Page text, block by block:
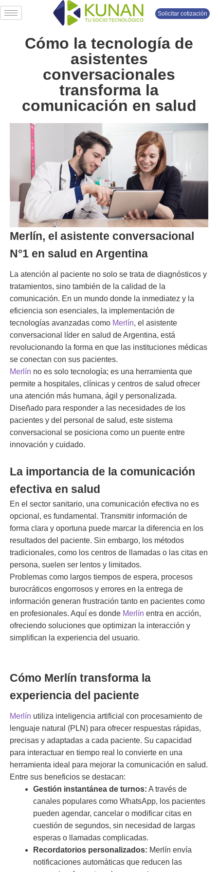
Solicitar cotización
Cómo la tecnología de
asistentes
conversacionales
transforma la
comunicación en salud
Merlín, el asistente conversacional
N°1 en salud en Argentina
La atención al paciente no solo se trata de diagnósticos y
tratamientos, sino también de la calidad de la
comunicación. En un mundo donde la inmediatez y la
eficiencia son esenciales, la implementación de
tecnologías avanzadas como Merlín, el asistente
conversacional líder en salud de Argentina, está
revolucionando la forma en que las instituciones médicas
se conectan con sus pacientes.
Merlín no es solo tecnología; es una herramienta que
permite a hospitales, clínicas y centros de salud ofrecer
una atención más humana, ágil y personalizada.
Diseñado para responder a las necesidades de los
pacientes y del personal de salud, este sistema
conversacional se posiciona como un puente entre
innovación y cuidado.
La importancia de la comunicación
efectiva en salud
En el sector sanitario, una comunicación efectiva no es
opcional, es fundamental. Transmitir información de
forma clara y oportuna puede marcar la diferencia en los
resultados del paciente. Sin embargo, los métodos
tradicionales, como los centros de llamadas o las citas en
persona, suelen ser lentos y limitados.
Problemas como largos tiempos de espera, procesos
burocráticos engorrosos y errores en la entrega de
información generan frustración tanto en pacientes como
en profesionales. Aquí es donde Merlín entra en acción,
ofreciendo soluciones que optimizan la interacción y
simplifican la experiencia del usuario.
Cómo Merlín transforma la
experiencia del paciente
Merlín utiliza inteligencia artificial con procesamiento de
lenguaje natural (PLN) para ofrecer respuestas rápidas,
precisas y adaptadas a cada paciente. Su capacidad
para interactuar en tiempo real lo convierte en una
herramienta ideal para mejorar la comunicación en salud.
Entre sus beneficios se destacan:
Gestión instantánea de turnos: A través de
canales populares como WhatsApp, los pacientes
pueden agendar, cancelar o modificar citas en
cuestión de segundos, sin necesidad de largas
esperas o llamadas complicadas.
Recordatorios personalizados: Merlín envía
notificaciones automáticas que reducen las